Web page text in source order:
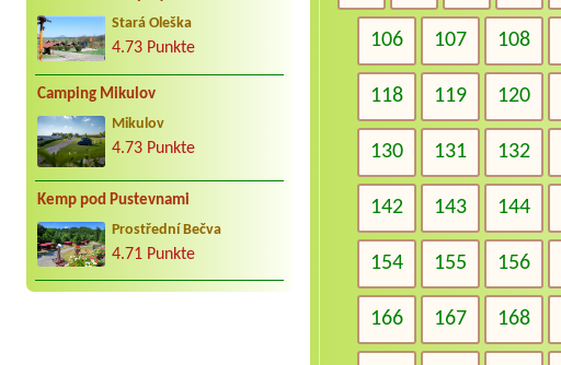
Stará Oleška
4.73 Punkte
Camping Mikulov
Mikulov
4.73 Punkte
Kemp pod Pustevnami
Prostřední Bečva
4.71 Punkte
106 107 108
118 119 120
130 131 132
142 143 144
154 155 156
166 167 168